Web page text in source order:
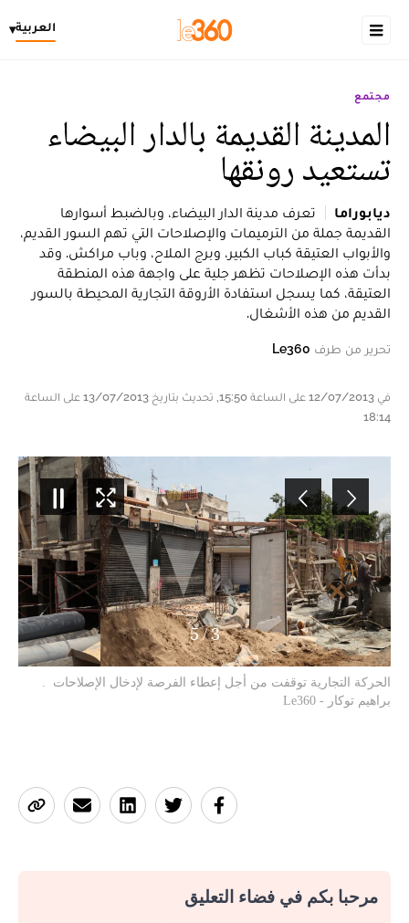
العربية▾
مجتمع
المدينة القديمة بالدار البيضاء
تستعيد رونقها
ديابوراما
تعرف مدينة الدار البيضاء، وبالضبط أسوارها
القديمة جملة من الترميمات والإصلاحات التي تهم السور القديم،
والأبواب العتيقة كباب الكبير، وبرج الملاح، وباب مراكش. وقد
بدأت هذه الإصلاحات تظهر جلية على واجهة هذه المنطقة
العتيقة، كما يسجل استفادة الأروقة التجارية المحيطة بالسور
القديم من هذه الأشغال.
تحرير من طرف Le360
في 12/07/2013 على الساعة 15:50, تحديث بتاريخ 13/07/2013 على الساعة
18:14
3
/
5
الحركة التجارية توقفت من أجل إعطاء الفرصة لإدخال الإصلاحات .
براهيم توكار - Le360
مرحبا بكم في فضاء التعليق